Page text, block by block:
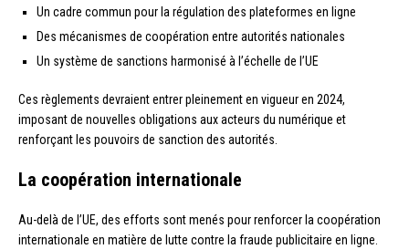
Un cadre commun pour la régulation des plateformes en ligne
Des mécanismes de coopération entre autorités nationales
Un système de sanctions harmonisé à l’échelle de l’UE
Ces règlements devraient entrer pleinement en vigueur en 2024,
imposant de nouvelles obligations aux acteurs du numérique et
renforçant les pouvoirs de sanction des autorités.
La coopération internationale
Au-delà de l’UE, des efforts sont menés pour renforcer la coopération
internationale en matière de lutte contre la fraude publicitaire en ligne.